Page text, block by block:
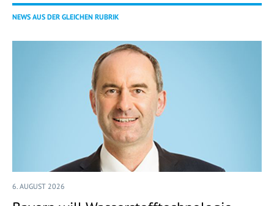
NEWS AUS DER GLEICHEN RUBRIK
6. AUGUST 2026